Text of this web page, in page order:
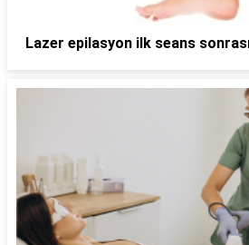
Lazer epilasyon ilk seans